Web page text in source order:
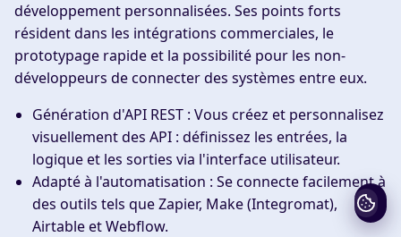
développement personnalisées. Ses points forts
résident dans les intégrations commerciales, le
prototypage rapide et la possibilité pour les non-
développeurs de connecter des systèmes entre eux.
Génération d'API REST : Vous créez et personnalisez
visuellement des API : définissez les entrées, la
logique et les sorties via l'interface utilisateur.
Adapté à l'automatisation : Se connecte facilement à
des outils tels que Zapier, Make (Integromat),
Airtable et Webflow.